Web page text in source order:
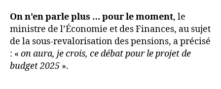
On n’en parle plus … pour le moment, le
ministre de l’Économie et des Finances, au sujet
de la sous-revalorisation des pensions, a précisé
: « on aura, je crois, ce débat pour le projet de
budget 2025 ».